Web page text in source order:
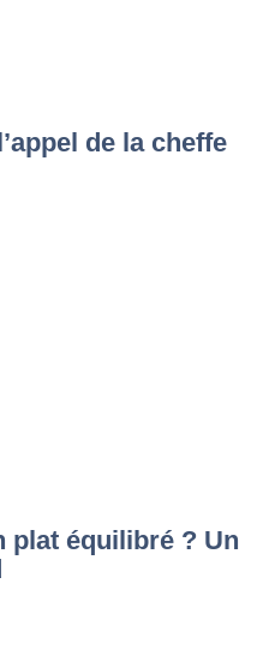
de la cheffe
plat équilibré ? Un